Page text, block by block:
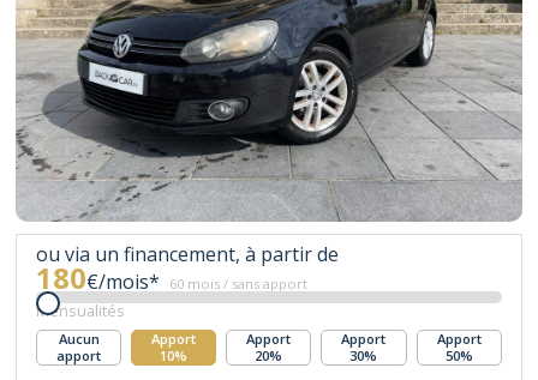
ou via un financement, à partir de
180€/mois* 60 mois / sans apport
Mensualités
Aucun
apport
Apport
10%
Apport
20%
Apport
30%
Apport
50%